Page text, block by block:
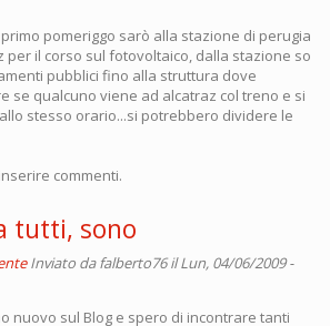
pomeriggo sarò alla stazione di perugia
per il corso sul fotovoltaico, dalla stazione so
pubblici fino alla struttura dove
se qualcuno viene ad alcatraz col treno e si
stesso orario...si potrebbero dividere le
commenti.
tutti, sono
Inviato dafalberto76il Lun, 04/06/2009 -
nuovo sul Blog e spero di incontrare tanti